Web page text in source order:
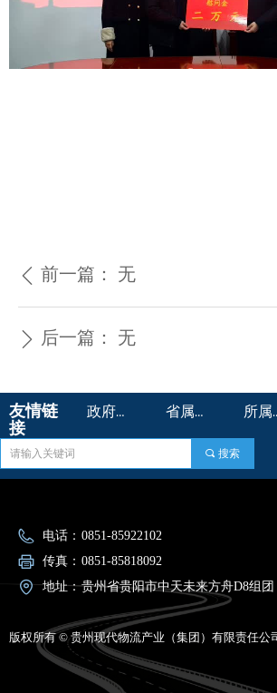
ꄴ 前一篇： 无
ꄲ 后一篇： 无
电话： 0851-85922102
传真： 0851-85818092
地址：贵州省贵阳市中天未来方舟D8组团
版权所有 © 贵州现代物流产业（集团）有限责任公
끠 搜索
友情链
接
政府机构 > 省属国企> 所